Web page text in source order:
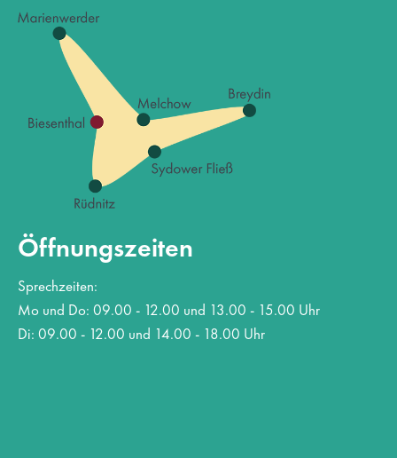
Öffnungszeiten
Sprechzeiten:
Mo und Do: 09.00 - 12.00 und 13.00 - 15.00 Uhr
Di: 09.00 - 12.00 und 14.00 - 18.00 Uhr